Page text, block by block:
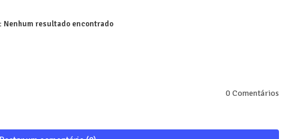
Nenhum resultado encontrado
0 Comentários